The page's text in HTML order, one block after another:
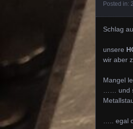
Posted in:
Schlag
unsere
wir aber
Mangel
…… und
….. egal